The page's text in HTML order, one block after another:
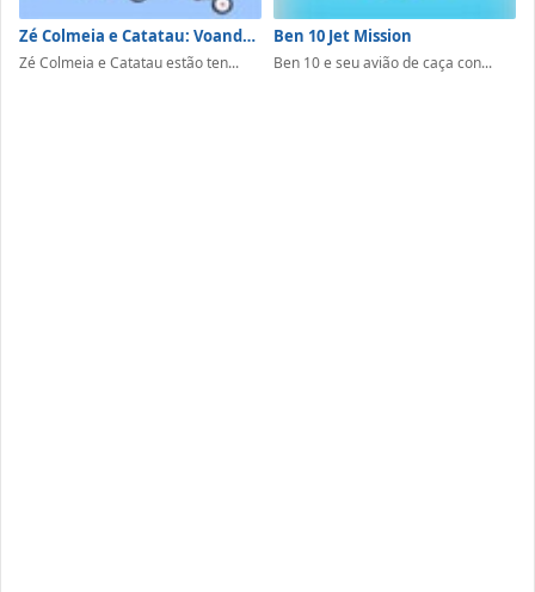
Zé Colmeia e Catatau: Voando de Ultraleve
Zé Colmeia e Catatau estão ten...
Ben 10 Jet Mission
Ben 10 e seu avião de caça con...